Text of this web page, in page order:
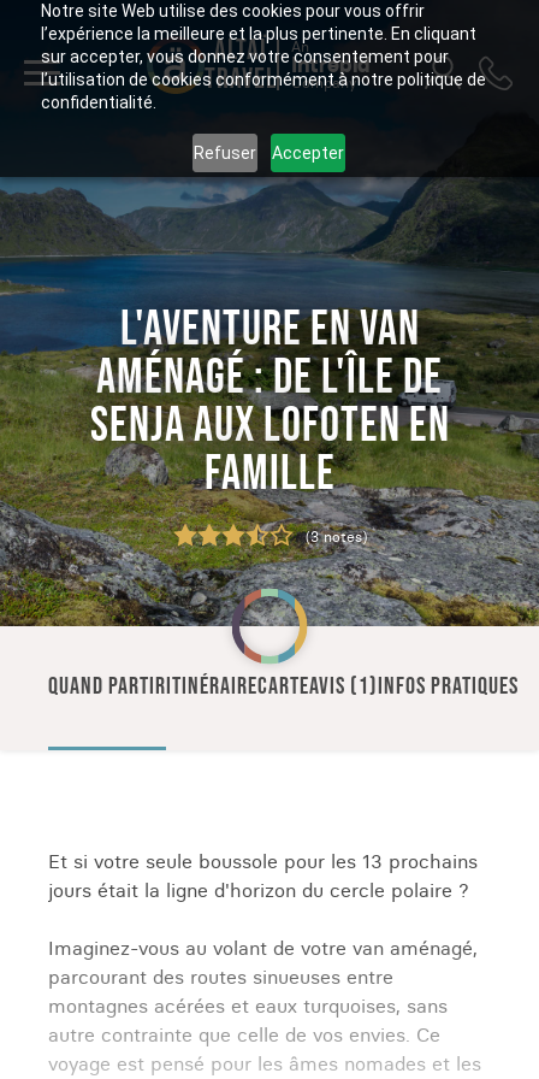
Notre site Web utilise des cookies pour vous offrir
l’expérience la meilleure et la plus pertinente. En cliquant
sur accepter, vous donnez votre consentement pour
l’utilisation de cookies conformément à notre politique de
confidentialité.
Refuser Accepter
ALTAÏ
TRAVEL
An
Intrepid
Company
L'AVENTURE EN VAN
AMÉNAGÉ : DE L'ÎLE DE
SENJA AUX LOFOTEN EN
FAMILLE
(3 notes)
QUAND PARTIRITINÉRAIRECARTEAVIS (1)INFOS PRATIQUES
Et si votre seule boussole pour les 13 prochains
jours était la ligne d'horizon du cercle polaire ?
Imaginez-vous au volant de votre van aménagé,
parcourant des routes sinueuses entre
montagnes acérées et eaux turquoises, sans
autre contrainte que celle de vos envies. Ce
voyage est pensé pour les âmes nomades et les